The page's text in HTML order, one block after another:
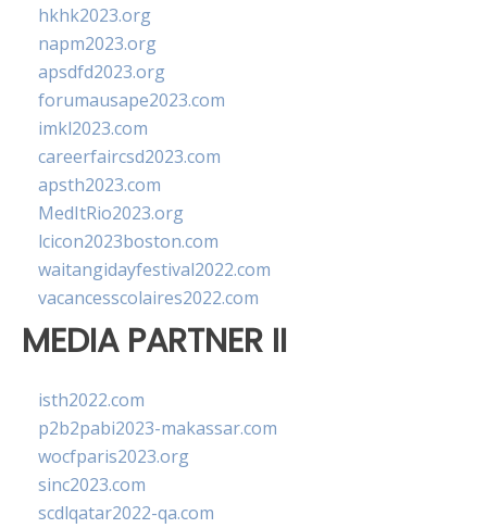
hkhk2023.org
napm2023.org
apsdfd2023.org
forumausape2023.com
imkl2023.com
careerfaircsd2023.com
apsth2023.com
MedItRio2023.org
lcicon2023boston.com
waitangidayfestival2022.com
vacancesscolaires2022.com
MEDIA PARTNER II
isth2022.com
p2b2pabi2023-makassar.com
wocfparis2023.org
sinc2023.com
scdlqatar2022-qa.com